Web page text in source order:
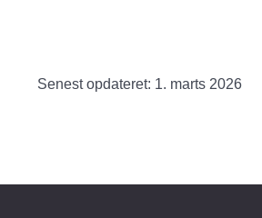
Senest opdateret: 1. marts 2026